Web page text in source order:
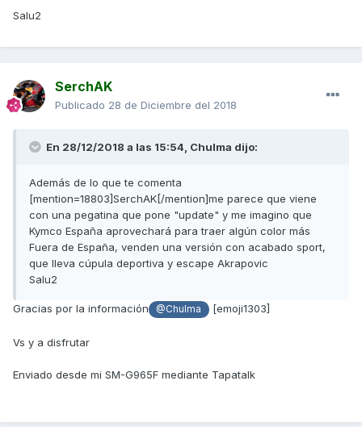
Salu2
SerchAK
Publicado 28 de Diciembre del 2018
En 28/12/2018 a las 15:54, Chulma dijo:
Además de lo que te comenta
[mention=18803]SerchAK[/mention]me parece que viene
con una pegatina que pone "update" y me imagino que
Kymco España aprovechará para traer algún color más
Fuera de España, venden una versión con acabado sport,
que lleva cúpula deportiva y escape Akrapovic
Salu2
Gracias por la información @Chulma [emoji1303]
Vs y a disfrutar
Enviado desde mi SM-G965F mediante Tapatalk